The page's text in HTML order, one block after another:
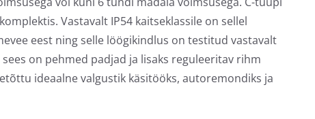
Vastavalt IP54 kaitseklassile on sellel
eest ning selle löögikindlus on testitud vastavalt
sees on pehmed padjad ja lisaks reguleeritav rihm
ideaalne valgustik käsitööks, autoremondiks ja